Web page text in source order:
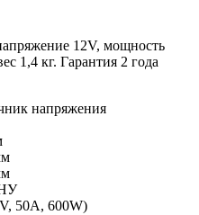
12V, мощность
1,4 кг. Гарантия 2 года
напряжения
50A, 600W)